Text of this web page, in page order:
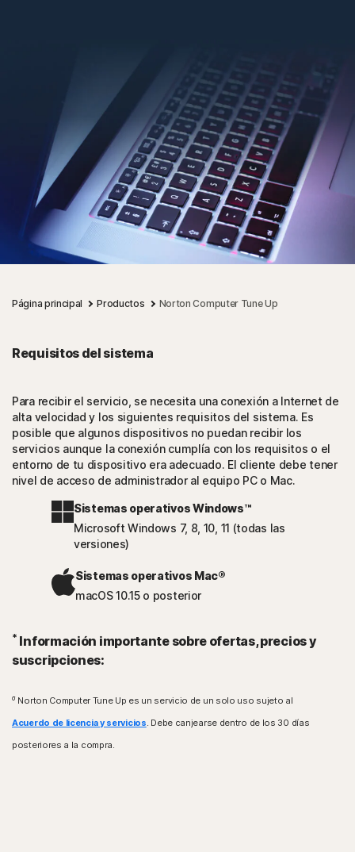
Página principal Productos Norton Computer Tune Up
Requisitos del sistema
Para recibir el servicio, se necesita una conexión a Internet de
alta velocidad y los siguientes requisitos del sistema. Es
posible que algunos dispositivos no puedan recibir los
servicios aunque la conexión cumplía con los requisitos o el
entorno de tu dispositivo era adecuado. El cliente debe tener
nivel de acceso de administrador al equipo PC o Mac.
Sistemas operativos Windows™
Microsoft Windows 7, 8, 10, 11 (todas las
versiones)
Sistemas operativos Mac®
macOS 10.15 o posterior
* Información importante sobre ofertas, precios y
suscripciones:
σNorton Computer Tune Up es un servicio de un solo uso sujeto al
Acuerdo de licencia y servicios . Debe canjearse dentro de los 30 días
posteriores a la compra.